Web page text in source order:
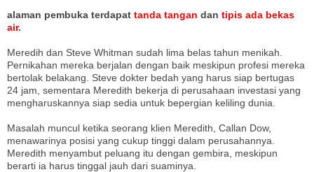
alaman pembuka terdapat tanda tangan dan tipis ada bekas
air.
Meredih dan Steve Whitman sudah lima belas tahun menikah.
Pernikahan mereka berjalan dengan baik meskipun profesi mereka
bertolak belakang. Steve dokter bedah yang harus siap bertugas
24 jam, sementara Meredith bekerja di perusahaan investasi yang
mengharuskannya siap sedia untuk bepergian keliling dunia.
Masalah muncul ketika seorang klien Meredith, Callan Dow,
menawarinya posisi yang cukup tinggi dalam perusahannya.
Meredith menyambut peluang itu dengan gembira, meskipun
berarti ia harus tinggal jauh dari suaminya.